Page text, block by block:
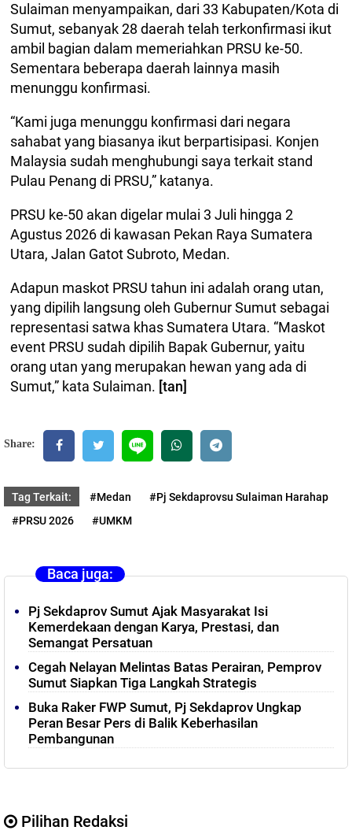
Sulaiman menyampaikan, dari 33 Kabupaten/Kota di
Sumut, sebanyak 28 daerah telah terkonfirmasi ikut
ambil bagian dalam memeriahkan PRSU ke-50.
Sementara beberapa daerah lainnya masih
menunggu konfirmasi.
“Kami juga menunggu konfirmasi dari negara
sahabat yang biasanya ikut berpartisipasi. Konjen
Malaysia sudah menghubungi saya terkait stand
Pulau Penang di PRSU,” katanya.
PRSU ke-50 akan digelar mulai 3 Juli hingga 2
Agustus 2026 di kawasan Pekan Raya Sumatera
Utara, Jalan Gatot Subroto, Medan.
Adapun maskot PRSU tahun ini adalah orang utan,
yang dipilih langsung oleh Gubernur Sumut sebagai
representasi satwa khas Sumatera Utara. “Maskot
event PRSU sudah dipilih Bapak Gubernur, yaitu
orang utan yang merupakan hewan yang ada di
Sumut,” kata Sulaiman. [tan]
Share:
Tag Terkait: #Medan
#Pj Sekdaprovsu Sulaiman Harahap
#PRSU 2026
#UMKM
Baca juga:
Pj Sekdaprov Sumut Ajak Masyarakat Isi
Kemerdekaan dengan Karya, Prestasi, dan
Semangat Persatuan
Cegah Nelayan Melintas Batas Perairan, Pemprov
Sumut Siapkan Tiga Langkah Strategis
Buka Raker FWP Sumut, Pj Sekdaprov Ungkap
Peran Besar Pers di Balik Keberhasilan
Pembangunan
Pilihan Redaksi